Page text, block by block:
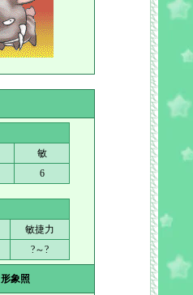
敏
6
敏捷力
?～?
形象照